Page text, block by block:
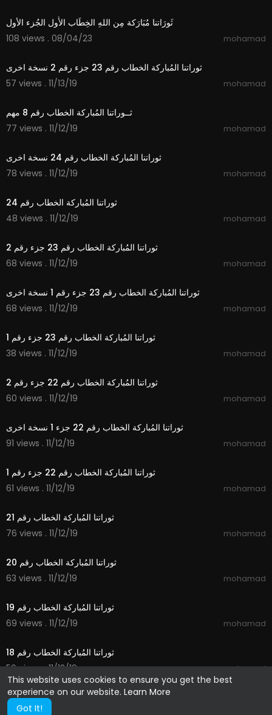
This website uses cookies to ensure you get the best
experience on our website. Learn More
Got It!
ثَورَاتنا مُبَارَكة مِن اللهِ الخِطَاب الأَول الجُزء الأول
108 views . 08/04/23
mohamad
ثوراتنا المُباركة الخطاب رقم 23 جزء رقم 2 نسخة اخرى
57 views . 11/13/19
mohamad
ثــوراتنا المُباركة الخطاب رقم 8 مهم
77 views . 11/12/19
mohamad
ثوراتنا المُباركة الخطاب رقم 24 نسخة اخرى
78 views . 11/12/19
mohamad
ثوراتنا المُباركة الخطاب رقم 24
48 views . 11/12/19
mohamad
ثوراتنا المُباركة الخطاب رقم 23 جزء رقم 2
68 views . 11/12/19
mohamad
ثوراتنا المُباركة الخطاب رقم 23 جزء رقم 1 نسخة اخرى
68 views . 11/12/19
mohamad
ثوراتنا المُباركة الخطاب رقم 23 جزء رقم 1
38 views . 11/12/19
mohamad
ثوراتنا المُباركة الخطاب رقم 22 جزء رقم 2
60 views . 11/12/19
mohamad
ثوراتنا المُباركة الخطاب رقم 22 جزء 1 نسخة اخرى
91 views . 11/12/19
mohamad
ثوراتنا المُباركة الخطاب رقم 22 جزء رقم 1
61 views . 11/12/19
mohamad
ثوراتنا المُباركة الخطاب رقم 21
76 views . 11/12/19
mohamad
ثوراتنا المُباركة الخطاب رقم 20
63 views . 11/12/19
mohamad
ثوراتنا المُباركة الخطاب رقم 19
69 views . 11/12/19
mohamad
ثوراتنا المُباركة الخطاب رقم 18
56 views . 11/12/19
mohamad